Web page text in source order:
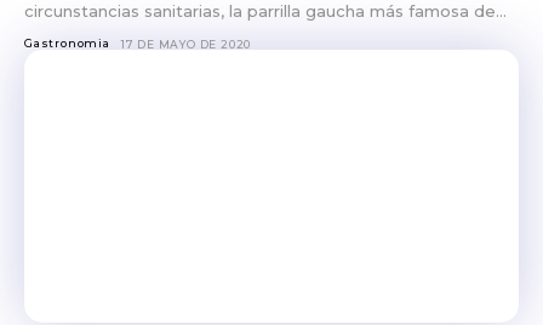
circunstancias sanitarias, la parrilla gaucha más famosa de...
Gastronomia 17 DE MAYO DE 2020